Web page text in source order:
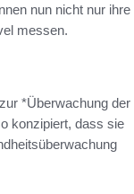
nun nicht nur ihre
messen.
*Überwachung der
konzipiert, dass sie